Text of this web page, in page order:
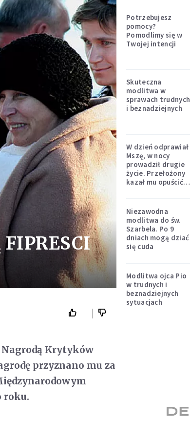
Nagrodą Krytyków
przyznano mu za
roku.
Potrzebujesz
pomocy?
Pomodlimy się w
Twojej intencji
Skuteczna
modlitwa w
sprawach trudnych
i beznadziejnych
W dzień odprawiał
Mszę, w nocy
prowadził drugie
życie. Przełożony
kazał mu opuścić
Niezawodna
modlitwa do św.
Szarbela. Po 9
dniach mogą dziać
się cuda
Modlitwa ojca Pio
w trudnych i
beznadziejnych
sytuacjach